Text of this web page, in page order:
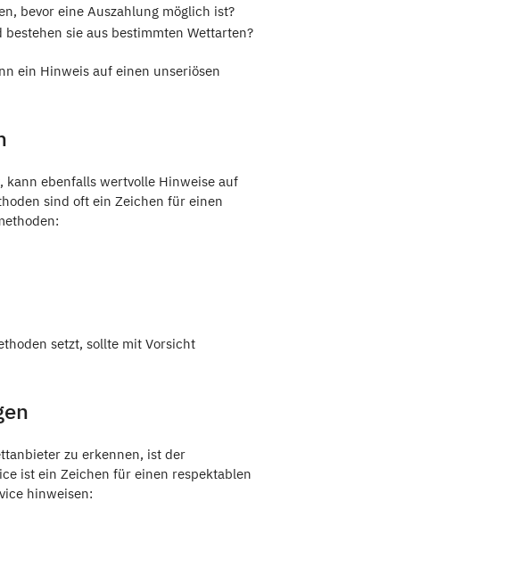
bevor eine Auszahlung möglich ist?
sie aus bestimmten Wettarten?
ein Hinweis auf einen unseriösen
kann ebenfalls wertvolle Hinweise auf
sind oft ein Zeichen für einen
setzt, sollte mit Vorsicht
zu erkennen, ist der
ist ein Zeichen für einen respektablen
hinweisen: